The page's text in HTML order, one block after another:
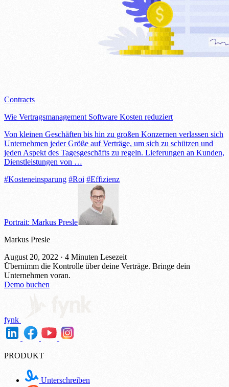
Contracts
Wie Vertragsmanagement Software Kosten reduziert
Von kleinen Geschäften bis hin zu großen Konzernen verlassen sich
Unternehmen jeder Größe auf Verträge, um sich zu schützen und
jeden Aspekt des Tagesgeschäfts zu regeln. Lieferungen an Kunden,
Dienstleistungen von …
#Kosteneinsparung #Roi #Effizienz
Portrait: Markus Presle
Markus Presle
August 20, 2022 · 4 Minuten Lesezeit
Übernimm die Kontrolle über deine Verträge. Bringe dein
Unternehmen voran.
Demo buchen
fynk
PRODUKT
Unterschreiben